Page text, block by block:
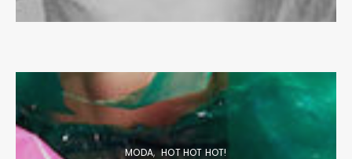
MODA HOT HOT HOT!